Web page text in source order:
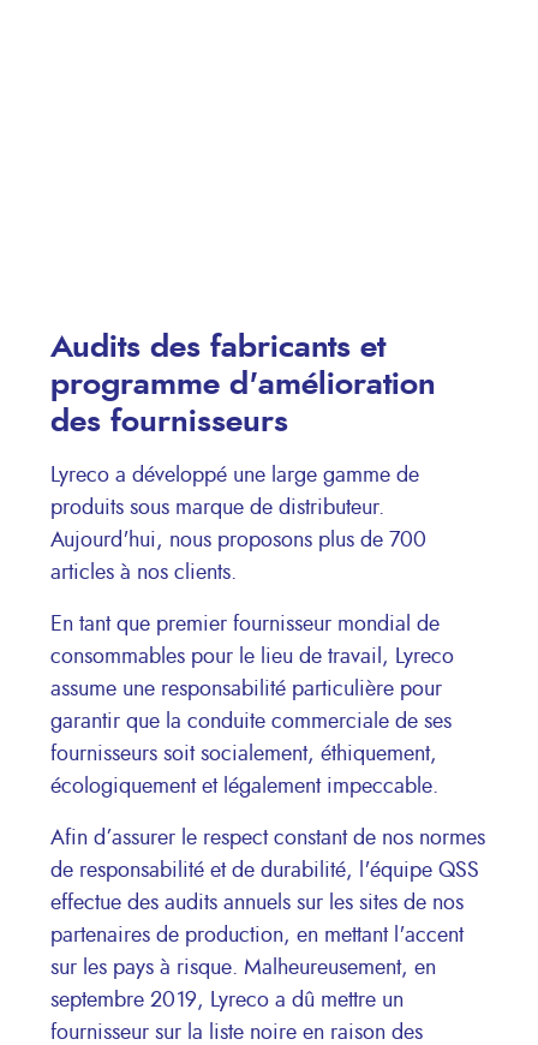
Audits des fabricants et
programme d'amélioration
des fournisseurs
Lyreco a développé une large gamme de
produits sous marque de distributeur.
Aujourd'hui, nous proposons plus de 700
articles à nos clients.
En tant que premier fournisseur mondial de
consommables pour le lieu de travail, Lyreco
assume une responsabilité particulière pour
garantir que la conduite commerciale de ses
fournisseurs soit socialement, éthiquement,
écologiquement et légalement impeccable.
Afin d’assurer le respect constant de nos normes
de responsabilité et de durabilité, l'équipe QSS
effectue des audits annuels sur les sites de nos
partenaires de production, en mettant l'accent
sur les pays à risque. Malheureusement, en
septembre 2019, Lyreco a dû mettre un
fournisseur sur la liste noire en raison des